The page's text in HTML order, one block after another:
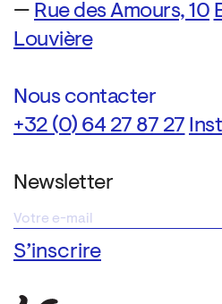
— Rue des Amours, 10
Louvière
Nous contacter
+32 (0) 64 27 87 27
Newsletter